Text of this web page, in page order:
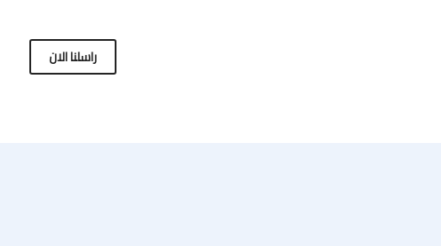
راسلنا الان